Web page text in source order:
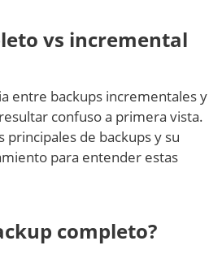
vs incremental
entre backups incrementales y
confuso a primera vista.
principales de backups y su
para entender estas
completo?